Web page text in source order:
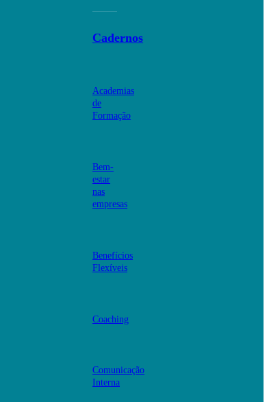
Cadernos
Academias
de
Formação
Bem-
estar
nas
empresas
Benefícios
Flexíveis
Coaching
Comunicação
Interna